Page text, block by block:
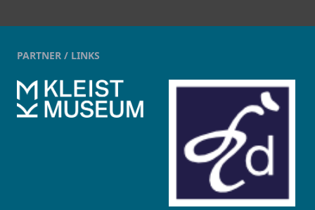
PARTNER / LINKS